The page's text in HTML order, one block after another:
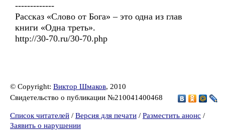
-------------
Рассказ «Слово от Бога» – это одна из глав
книги «Одна треть».
http://30-70.ru/30-70.php
© Copyright: Виктор Шмаков, 2010
Свидетельство о публикации №210041400468
Список читателей / Версия для печати / Разместить анонс /
Заявить о нарушении